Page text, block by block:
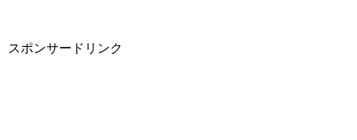
スポンサードリンク